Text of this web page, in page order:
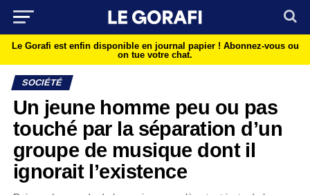
Le Gorafi est enfin disponible en journal papier ! Abonnez-vous ou
on tue votre chat.
SOCIÉTÉ
Un jeune homme peu ou pas
touché par la séparation d’un
groupe de musique dont il
ignorait l’existence